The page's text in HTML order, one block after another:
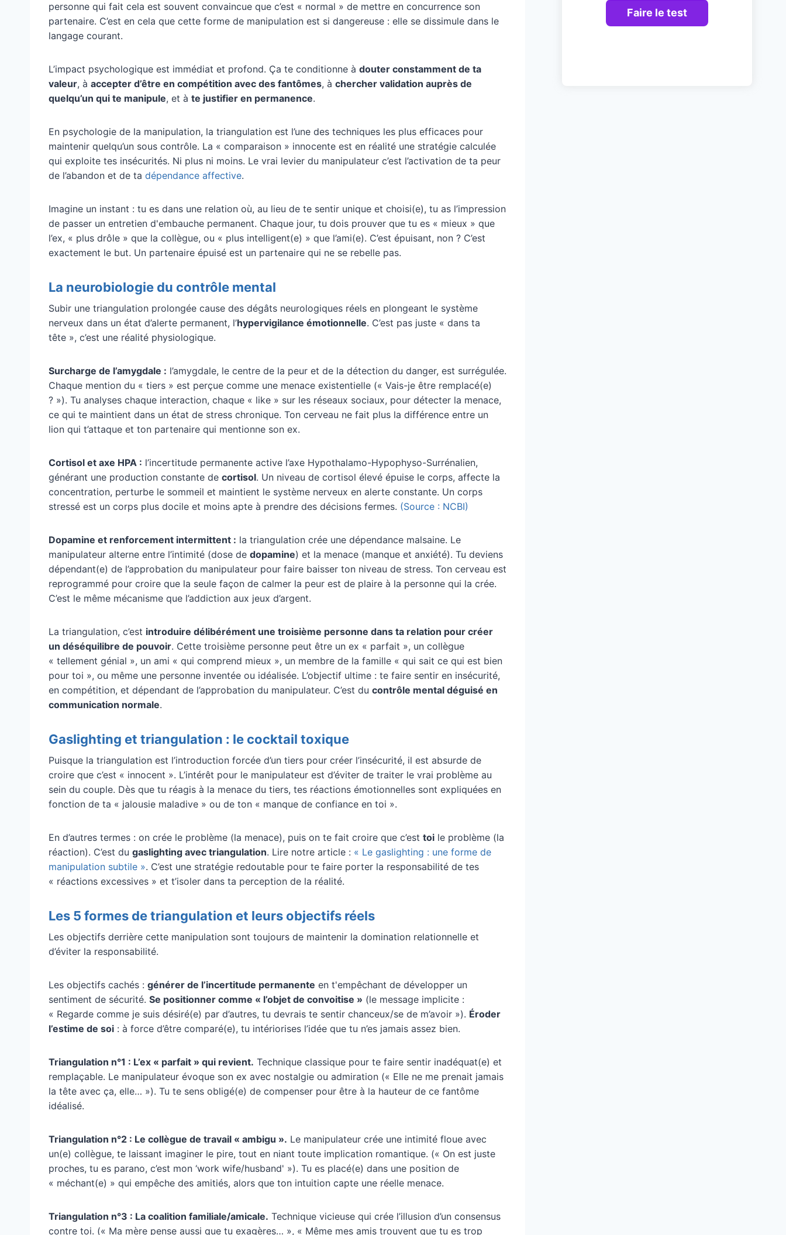
personne qui fait cela est souvent convaincue que c’est « normal » de mettre en concurrence son
partenaire. C’est en cela que cette forme de manipulation est si dangereuse : elle se dissimule dans le
langage courant.
L’impact psychologique est immédiat et profond. Ça te conditionne à douter constamment de ta
valeur, à accepter d’être en compétition avec des fantômes, à chercher validation auprès de
quelqu’un qui te manipule, et à te justifier en permanence.
En psychologie de la manipulation, la triangulation est l’une des techniques les plus efficaces pour
maintenir quelqu’un sous contrôle. La « comparaison » innocente est en réalité une stratégie calculée
qui exploite tes insécurités. Ni plus ni moins. Le vrai levier du manipulateur c’est l’activation de ta peur
de l’abandon et de ta dépendance affective.
Imagine un instant : tu es dans une relation où, au lieu de te sentir unique et choisi(e), tu as l’impression
de passer un entretien d'embauche permanent. Chaque jour, tu dois prouver que tu es « mieux » que
l’ex, « plus drôle » que la collègue, ou « plus intelligent(e) » que l’ami(e). C’est épuisant, non ? C’est
exactement le but. Un partenaire épuisé est un partenaire qui ne se rebelle pas.
La neurobiologie du contrôle mental
Subir une triangulation prolongée cause des dégâts neurologiques réels en plongeant le système
nerveux dans un état d’alerte permanent, l’hypervigilance émotionnelle. C’est pas juste « dans ta
tête », c’est une réalité physiologique.
Surcharge de l’amygdale : l’amygdale, le centre de la peur et de la détection du danger, est surrégulée.
Chaque mention du « tiers » est perçue comme une menace existentielle (« Vais-je être remplacé(e)
? »). Tu analyses chaque interaction, chaque « like » sur les réseaux sociaux, pour détecter la menace,
ce qui te maintient dans un état de stress chronique. Ton cerveau ne fait plus la différence entre un
lion qui t’attaque et ton partenaire qui mentionne son ex.
Cortisol et axe HPA : l’incertitude permanente active l’axe Hypothalamo-Hypophyso-Surrénalien,
générant une production constante de cortisol. Un niveau de cortisol élevé épuise le corps, affecte la
concentration, perturbe le sommeil et maintient le système nerveux en alerte constante. Un corps
stressé est un corps plus docile et moins apte à prendre des décisions fermes. (Source : NCBI)
Dopamine et renforcement intermittent : la triangulation crée une dépendance malsaine. Le
manipulateur alterne entre l’intimité (dose de dopamine) et la menace (manque et anxiété). Tu deviens
dépendant(e) de l’approbation du manipulateur pour faire baisser ton niveau de stress. Ton cerveau est
reprogrammé pour croire que la seule façon de calmer la peur est de plaire à la personne qui la crée.
C’est le même mécanisme que l’addiction aux jeux d’argent.
La triangulation, c’est introduire délibérément une troisième personne dans ta relation pour créer
un déséquilibre de pouvoir. Cette troisième personne peut être un ex « parfait », un collègue
« tellement génial », un ami « qui comprend mieux », un membre de la famille « qui sait ce qui est bien
pour toi », ou même une personne inventée ou idéalisée. L’objectif ultime : te faire sentir en insécurité,
en compétition, et dépendant de l’approbation du manipulateur. C’est du contrôle mental déguisé en
communication normale.
Gaslighting et triangulation : le cocktail toxique
Puisque la triangulation est l’introduction forcée d’un tiers pour créer l’insécurité, il est absurde de
croire que c’est « innocent ». L’intérêt pour le manipulateur est d’éviter de traiter le vrai problème au
sein du couple. Dès que tu réagis à la menace du tiers, tes réactions émotionnelles sont expliquées en
fonction de ta « jalousie maladive » ou de ton « manque de confiance en toi ».
En d’autres termes : on crée le problème (la menace), puis on te fait croire que c’est toi le problème (la
réaction). C’est du gaslighting avec triangulation. Lire notre article : « Le gaslighting : une forme de
manipulation subtile ». C’est une stratégie redoutable pour te faire porter la responsabilité de tes
« réactions excessives » et t’isoler dans ta perception de la réalité.
Les 5 formes de triangulation et leurs objectifs réels
Les objectifs derrière cette manipulation sont toujours de maintenir la domination relationnelle et
d’éviter la responsabilité.
Les objectifs cachés : générer de l’incertitude permanente en t'empêchant de développer un
sentiment de sécurité. Se positionner comme « l’objet de convoitise » (le message implicite :
« Regarde comme je suis désiré(e) par d’autres, tu devrais te sentir chanceux/se de m’avoir »). Éroder
l’estime de soi : à force d’être comparé(e), tu intériorises l’idée que tu n’es jamais assez bien.
Triangulation n°1 : L’ex « parfait » qui revient. Technique classique pour te faire sentir inadéquat(e) et
remplaçable. Le manipulateur évoque son ex avec nostalgie ou admiration (« Elle ne me prenait jamais
la tête avec ça, elle… »). Tu te sens obligé(e) de compenser pour être à la hauteur de ce fantôme
idéalisé.
Triangulation n°2 : Le collègue de travail « ambigu ». Le manipulateur crée une intimité floue avec
un(e) collègue, te laissant imaginer le pire, tout en niant toute implication romantique. (« On est juste
proches, tu es parano, c’est mon ‘work wife/husband' »). Tu es placé(e) dans une position de
« méchant(e) » qui empêche des amitiés, alors que ton intuition capte une réelle menace.
Triangulation n°3 : La coalition familiale/amicale. Technique vicieuse qui crée l’illusion d’un consensus
contre toi. (« Ma mère pense aussi que tu exagères… », « Même mes amis trouvent que tu es trop